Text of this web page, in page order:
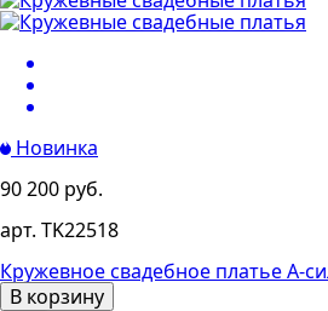
Новинка
90 200 руб.
арт. TK22518
Кружевное свадебное платье А-
В корзину
1
2
3